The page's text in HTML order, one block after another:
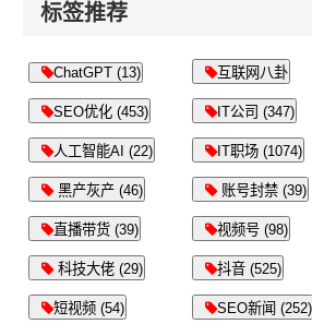
标签推荐
ChatGPT (13) 互联网八卦
SEO优化 (453) IT公司 (347)
人工智能AI (22) IT职场 (1074)
黑产灰产 (46) 账号封禁 (39)
直播带货 (39) 视频号 (98)
科技大佬 (29) 抖音 (525)
短视频 (54) SEO新闻 (252)